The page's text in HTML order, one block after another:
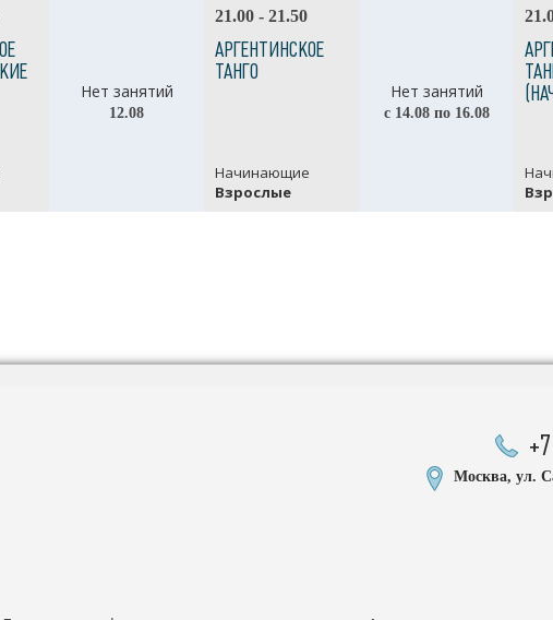
Нет занятий
12.08
21.00 - 21.50
АРГЕНТИНСКОЕ
ТАНГО
Начинающие
Взрослые
Нет занятий
с 14.08 по 16.08
Москва, ул.